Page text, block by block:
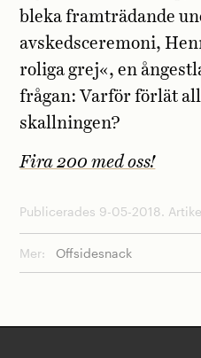
bleka framträdande
avskedsceremoni,
roliga grej«, en
frågan: Varför förlät
skallningen?
Fira 200 med oss!
Publicerades 9-05-2018.
Mer: Offsidesnack